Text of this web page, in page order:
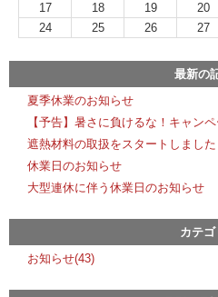
17
18 19 20
24
25 26 27
最新の
夏季休業のお知らせ
【予告】暑さに負けるな！キャン
遮熱材料の取扱をスタートしました
休業日のお知らせ
大型連休に伴う休業日のお知らせ
カテゴ
お知らせ(43)